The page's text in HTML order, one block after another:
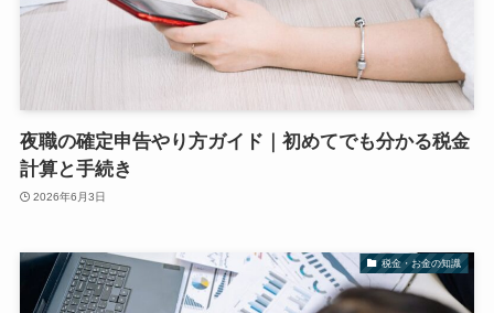
夜職の確定申告やり方ガイド｜初めてでも分かる税金
計算と手続き
2026年6月3日
税金・お金の知識